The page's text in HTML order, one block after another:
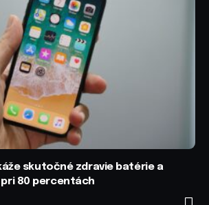
skutočné zdravie batérie a
80 percentách